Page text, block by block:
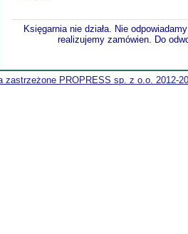
Księgarnia nie działa. Nie
realizujemy zamówien. Do
zastrzeżone PROPRESS sp. z o.o. 2012-